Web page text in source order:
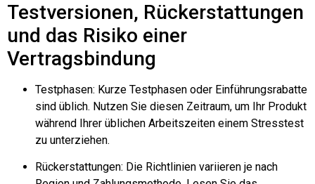
Testversionen, Rückerstattungen
und das Risiko einer
Vertragsbindung
Testphasen: Kurze Testphasen oder Einführungsrabatte
sind üblich. Nutzen Sie diesen Zeitraum, um Ihr Produkt
während Ihrer üblichen Arbeitszeiten einem Stresstest
zu unterziehen.
Rückerstattungen: Die Richtlinien variieren je nach